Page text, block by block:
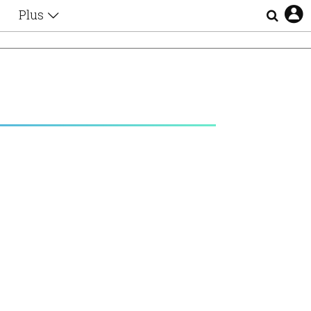
Plus